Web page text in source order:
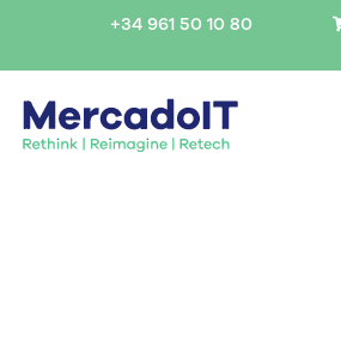
contenido
+34 961 50 10 80